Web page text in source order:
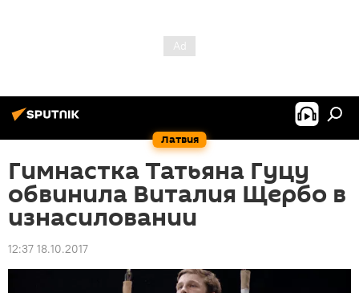
Латвия
Гимнастка Татьяна Гуцу
обвинила Виталия Щербо в
изнасиловании
12:37 18.10.2017